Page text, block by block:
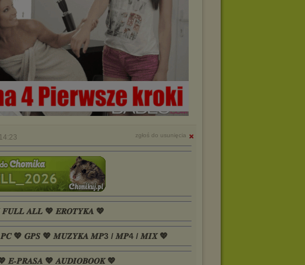
zgłoś do usunięcia
𝑭𝑼𝑳𝑳 𝑨𝑳𝑳 💖 𝑬𝑹𝑶𝑻𝒀𝑲𝑨 💖
💖 𝑮𝑷𝑺 💖 𝑴𝑼𝒁𝒀𝑲𝑨 𝑴𝑷3 / 𝑴𝑷4 / 𝑴𝑰𝑿 💖
𝑬-𝑷𝑹𝑨𝑺𝑨 💖 𝑨𝑼𝑫𝑰𝑶𝑩𝑶𝑶𝑲 💖